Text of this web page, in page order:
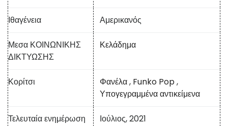
Ιθαγένεια Αμερικανός
Μεσα ΚΟΙΝΩΝΙΚΗΣ
ΔΙΚΤΥΩΣΗΣ
Κελάδημα
Κορίτσι Φανέλα, Funko Pop,
Υπογεγραμμένα αντικείμενα
Τελευταία ενημέρωση Ιούλιος, 2021